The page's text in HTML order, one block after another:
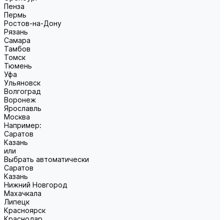
Пенза
Пермь
Ростов-на-Дону
Рязань
Самара
Тамбов
Томск
Тюмень
Уфа
Ульяновск
Волгоград
Воронеж
Ярославль
Москва
Например:
Саратов
Казань
или
Выбрать автоматически
Саратов
Казань
Нижний Новгород
Махачкала
Липецк
Красноярск